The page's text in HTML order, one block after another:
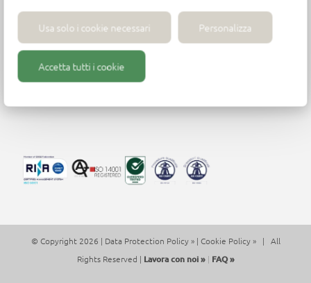
Usa solo i cookie necessari Personalizza
Accetta tutti i cookie
Wirutex S.r.l.
Via Mario Ricci, 28 - 61122 Pesaro (PU) - Italia -
Tel. +39 (0)721 204355
P.iva 01271430413 - contact@wirutex.com
© Copyright 2026 | Data Protection Policy »| Cookie Policy »| All
Rights Reserved | Lavora con noi » | FAQ »